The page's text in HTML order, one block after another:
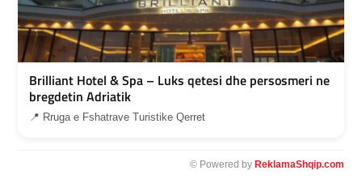
Brilliant Hotel & Spa – Luks qetesi dhe persosmeri ne
bregdetin Adriatik
📍 Rruga e Fshatrave Turistike Qerret
© Powered by ReklamaShqip.com